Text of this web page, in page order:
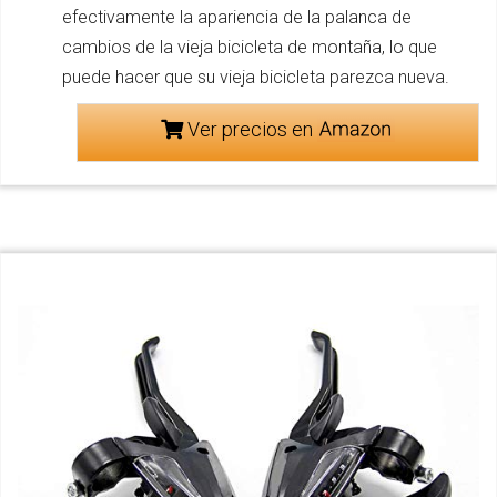
efectivamente la apariencia de la palanca de
cambios de la vieja bicicleta de montaña, lo que
puede hacer que su vieja bicicleta parezca nueva.
Ver precios en